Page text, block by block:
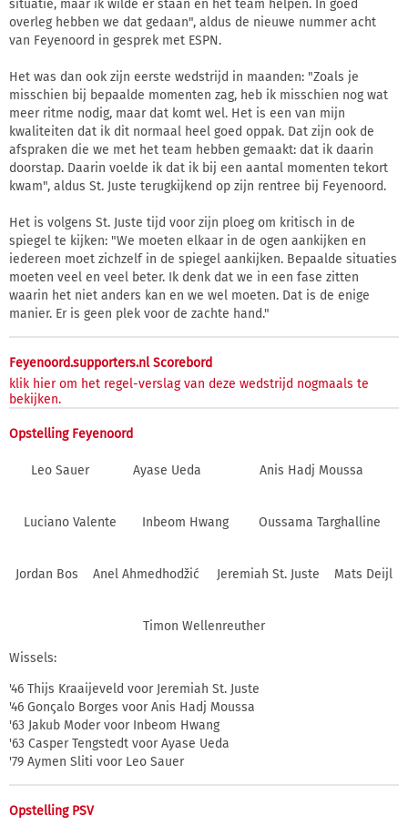
situatie, maar ik wilde er staan en het team helpen. In goed
overleg hebben we dat gedaan", aldus de nieuwe nummer acht
van Feyenoord in gesprek met ESPN.
Het was dan ook zijn eerste wedstrijd in maanden: "Zoals je
misschien bij bepaalde momenten zag, heb ik misschien nog wat
meer ritme nodig, maar dat komt wel. Het is een van mijn
kwaliteiten dat ik dit normaal heel goed oppak. Dat zijn ook de
afspraken die we met het team hebben gemaakt: dat ik daarin
doorstap. Daarin voelde ik dat ik bij een aantal momenten tekort
kwam", aldus St. Juste terugkijkend op zijn rentree bij Feyenoord.
Het is volgens St. Juste tijd voor zijn ploeg om kritisch in de
spiegel te kijken: "We moeten elkaar in de ogen aankijken en
iedereen moet zichzelf in de spiegel aankijken. Bepaalde situaties
moeten veel en veel beter. Ik denk dat we in een fase zitten
waarin het niet anders kan en we wel moeten. Dat is de enige
manier. Er is geen plek voor de zachte hand."
Feyenoord.supporters.nl Scorebord
klik hier om het regel-verslag van deze wedstrijd nogmaals te
bekijken.
Opstelling Feyenoord
Leo Sauer Ayase Ueda Anis Hadj Moussa
Luciano Valente Inbeom Hwang Oussama Targhalline
Jordan Bos Anel Ahmedhodžić Jeremiah St. Juste Mats Deijl
Timon Wellenreuther
Wissels:
'46 Thijs Kraaijeveld voor Jeremiah St. Juste
'46 Gonςalo Borges voor Anis Hadj Moussa
'63 Jakub Moder voor Inbeom Hwang
'63 Casper Tengstedt voor Ayase Ueda
'79 Aymen Sliti voor Leo Sauer
Opstelling PSV